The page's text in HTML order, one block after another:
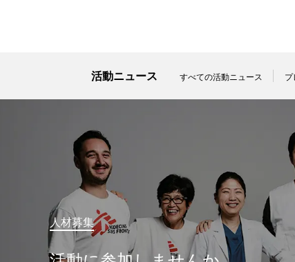
活動ニュース すべての活動ニュース
人材募集